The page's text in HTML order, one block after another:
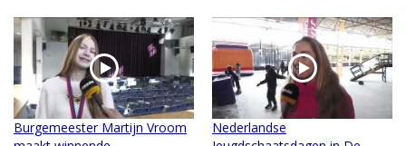
Burgemeester Martijn Vroom
Nederlandse